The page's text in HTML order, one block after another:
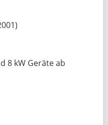
8 kW Geräte ab